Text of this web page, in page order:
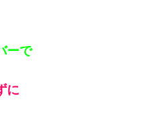
ーで
に